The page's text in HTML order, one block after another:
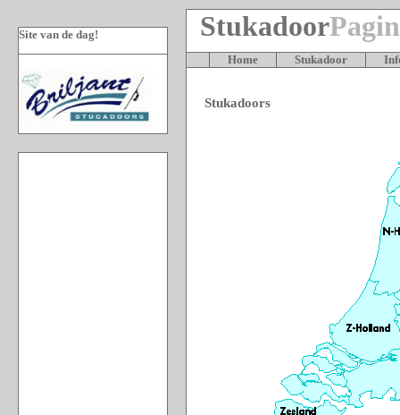
Site van de dag! Stukadoor
Home Stukadoor
Stukadoors